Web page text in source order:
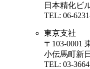
日本精化ビ
TEL: 06-
東京支社
〒103-0001
小伝馬町新
TEL: 03-